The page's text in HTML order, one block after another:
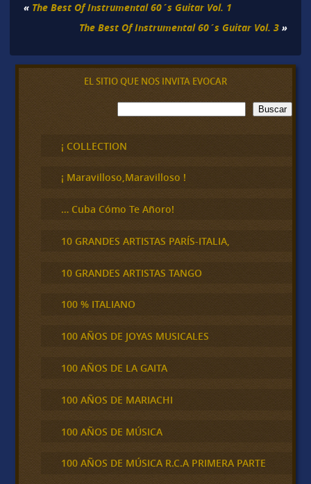
« The Best Of Instrumental 60´s Guitar Vol. 1
The Best Of Instrumental 60´s Guitar Vol. 3 »
EL SITIO QUE NOS INVITA EVOCAR
B
u
c
a
Buscar
¡ COLLECTION
¡ Maravilloso,Maravilloso !
… Cuba Cómo Te Añoro!
10 GRANDES ARTISTAS PARÍS-ITALIA,
10 GRANDES ARTISTAS TANGO
100 % ITALIANO
100 AÑOS DE JOYAS MUSICALES
100 AÑOS DE LA GAITA
100 AÑOS DE MARIACHI
100 AÑOS DE MÚSICA
100 AÑOS DE MÚSICA R.C.A PRIMERA PARTE